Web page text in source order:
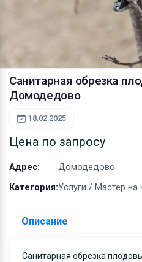
Санитарная обрезка
Домодедово
18.02.2025
Цена по запросу
Адрес:
Домодедово
Категория:Услуги / Мастер на
Описание
Санитарная обрезка плодовых деревьев в
Электроника
Животные
Оборудование